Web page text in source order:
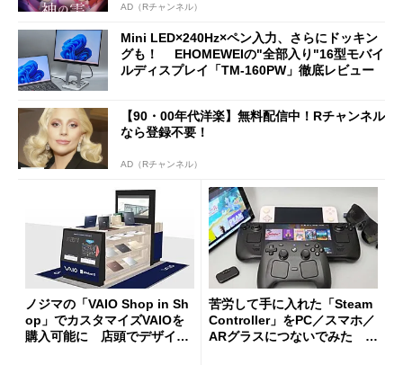
AD（Rチャンネル）
Mini LED×240Hz×ペン入力、さらにドッキン
グも！ EHOMEWEIの"全部入り"16型モバイ
ルディスプレイ「TM-160PW」徹底レビュー
【90・00年代洋楽】無料配信中！Rチャンネル
なら登録不要！
AD（Rチャンネル）
ノジマの「VAIO Shop in Sh
op」でカスタマイズVAIOを
購入可能に 店頭でデザイン
苦労して手に入れた「Steam
Controller」をPC／スマホ／
ARグラスにつないでみた ゲ